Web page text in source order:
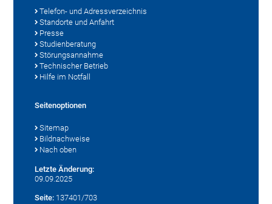
Telefon- und Adressverzeichnis
Standorte und Anfahrt
Presse
Studienberatung
Störungsannahme
Technischer Betrieb
Hilfe im Notfall
Seitenoptionen
Sitemap
Bildnachweise
Nach oben
Letzte Änderung:
09.09.2025
Seite: 137401/703